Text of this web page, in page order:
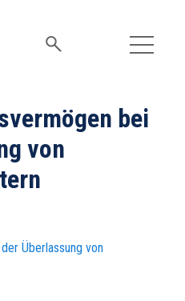
bei
von
Überlassung von